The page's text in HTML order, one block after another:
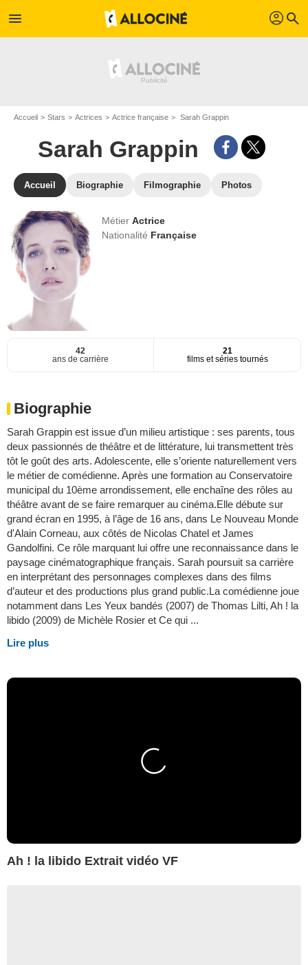
menu profil search
Accueil Stars Actrices Actrice française Sarah Grappin
Sarah Grappin
Accueil Biographie Filmographie Photos
MétierActrice
Nationalité Française
42
ans de carrière
21
films et séries tournés
Biographie
Sarah Grappin est issue d’un milieu artistique : ses parents, tous
deux passionnés de théâtre et de littérature, lui transmettent très
tôt le goût des arts. Adolescente, elle s’oriente naturellement vers
le métier de comédienne. Après une formation au Conservatoire
municipal du 10ème arrondissement, elle enchaîne des rôles au
théâtre avant de se faire remarquer au cinéma.Elle débute sur
grand écran en 1995, à l’âge de 16 ans, dans Le Nouveau Monde
d'Alain Corneau, aux côtés de Nicolas Chatel et James
Gandolfini. Ce rôle marquant lui offre une reconnaissance dans le
paysage cinématographique français. Sarah poursuit sa carrière
en interprétant des personnages complexes dans des films
d’auteur et des productions plus grand public.La comédienne joue
notamment dans Les Yeux bandés (2007) de Thomas Lilti, Ah ! la
libido (2009) de Michèle Rosier et Ce qui ...
Lire plus
Ah ! la libido Extrait vidéo VF